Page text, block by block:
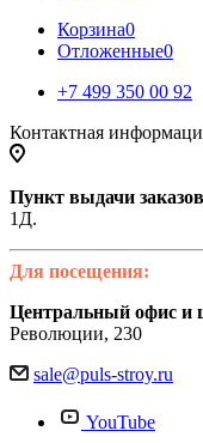
Корзина0
Отложенные0
+7 499 350 00 92
Контактная
Пункт выдачи
1Д.
Для посещения:
Центральный офис и
Революции, 230
sale@puls-stroy.ru
YouTube